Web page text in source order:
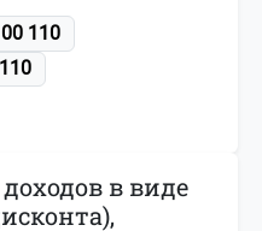
110
в виде